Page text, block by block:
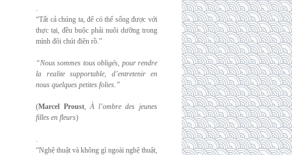
.
“Tất cả chúng ta, để có thể sống được với
thực tại, đều buộc phải nuôi dưỡng trong
mình đôi chút điên rồ.”
“Nous sommes tous obligés, pour rendre
la realite supportable, d’entretenir en
nous quelques petites folies.”
(Marcel Proust,À l’ombre des jeunes
filles en fleurs)
.
“Nghệ thuật và không gì ngoài nghệ thuật,